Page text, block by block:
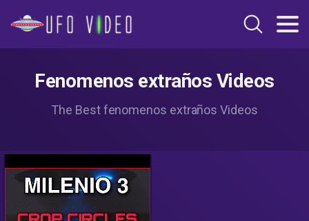
Fenomenos extraños Videos
The Best fenomenos extraños Videos